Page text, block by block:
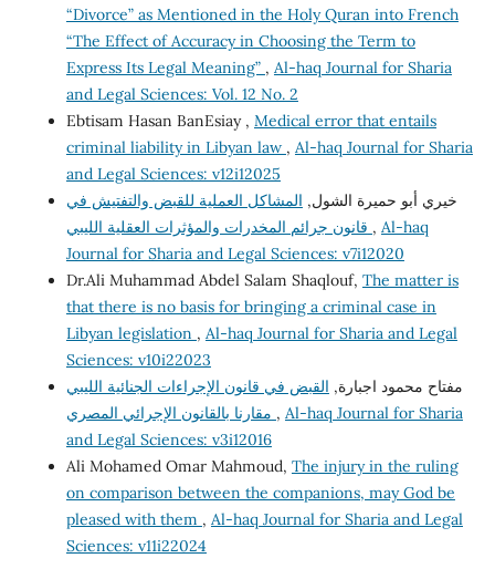
“Divorce” as Mentioned in the Holy Quran into French
“The Effect of Accuracy in Choosing the Term to
Express Its Legal Meaning” , Al-haq Journal for Sharia
and Legal Sciences: Vol. 12 No. 2
Ebtisam Hasan BanEsiay , Medical error that entails
criminal liability in Libyan law , Al-haq Journal for Sharia
and Legal Sciences: v12i12025
خيري أبو حميرة الشول, المشاكل العملية للقبض والتفتيش في
, Al-haq
Journal for Sharia and Legal Sciences: v7i12020
Dr.Ali Muhammad Abdel Salam Shaqlouf, The matter is
that there is no basis for bringing a criminal case in
Libyan legislation , Al-haq Journal for Sharia and Legal
Sciences: v10i22023
مفتاح محمود اجبارة, القبض في قانون الإجراءات الجنائية الليبي
, Al-haq Journal for Sharia
and Legal Sciences: v3i12016
Ali Mohamed Omar Mahmoud, The injury in the ruling
on comparison between the companions, may God be
pleased with them , Al-haq Journal for Sharia and Legal
Sciences: v11i22024